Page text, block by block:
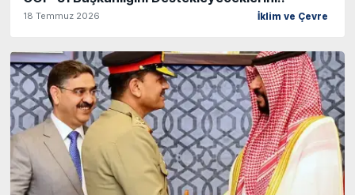
18 Temmuz 2026 İklim ve Çevre